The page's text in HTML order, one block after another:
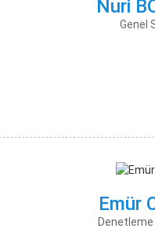
Nuri
Genel
Emür
Denetleme